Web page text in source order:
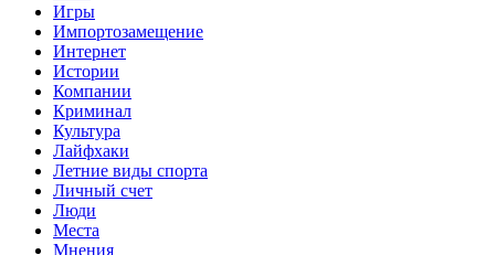
Игры
Импортозамещение
Интернет
Истории
Компании
Криминал
Культура
Лайфхаки
Летние виды спорта
Личный счет
Люди
Места
Мнения